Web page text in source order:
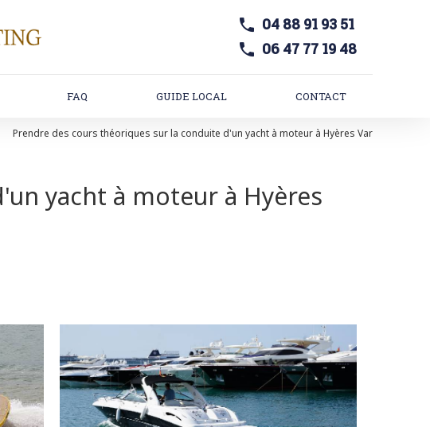
04 88 91 93 51
06 47 77 19 48
FAQ GUIDE LOCAL CONTACT
Prendre des cours théoriques sur la conduite d'un yacht à moteur à Hyères Var
yacht à moteur à Hyères